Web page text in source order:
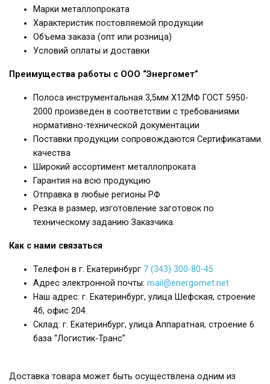
Марки металлопроката
Характеристик постовляемой продукции
Объема заказа (опт или розница)
Условий оплаты и доставки
Преимущества работы с ООО “Энергомет”
Полоса инструментальная 3,5мм Х12МФ ГОСТ 5950-
2000 произведен в соответствии с требованиями
нормативно-технической документации
Поставки продукции сопровождаются Сертификатами
качества
Широкий ассортимент металлопроката
Гарантия на всю продукцию
Отправка в любые регионы РФ
Резка в размер, изготовление заготовок по
техническому заданию Заказчика.
Как с нами связаться
Телефон в г. Екатеринбург 7 (343) 300-80-45
Адрес электронной почты: mail@energomet.net
Наш адрес: г. Екатеринбург, улица Шефская, строение
4б, офис 204.
Склад: г. Екатеринбург, улица Аппаратная, строение 6
база “Логистик-Транс”
Доставка товара может быть осуществлена одним из